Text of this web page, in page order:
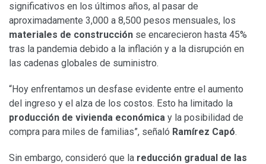
significativos en los últimos años, al pasar de
aproximadamente 3,000 a 8,500 pesos mensuales, los
materiales de construcción se encarecieron hasta 45%
tras la pandemia debido a la inflación y a la disrupción en
las cadenas globales de suministro.
“Hoy enfrentamos un desfase evidente entre el aumento
del ingreso y el alza de los costos. Esto ha limitado la
producción de vivienda económica y la posibilidad de
compra para miles de familias”, señaló Ramírez Capó.
Sin embargo, consideró que la reducción gradual de las